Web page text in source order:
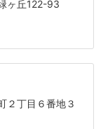
ヶ丘122-93
２丁目６番地３